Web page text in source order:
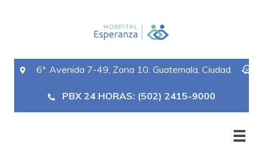
6ª. Avenida 7-49, Zona 10. Guatemala, Ciudad.
PBX 24 HORAS: (502) 2415-9000